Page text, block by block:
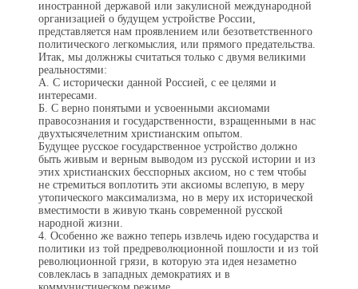
ино­странной державой или закулисной международной
организацией о будущем устройстве России,
представляется нам проявлением или безответственного
политического легкомыслия, или прямого предательства.
Итак, мы должнжы считаться только с двумя великими
реальностями:
А. С исторически данной Россией, с ее целями и
интересами.
Б. С верно понятыми и усвоенными аксиомами
правосоз­нания и государственности, взращенными в нас
двухтысячелетним христианским опытом.
Будущее русское государственное устройство должно
быть живым и верным выводом из русской истории и из
этих христи­анских бесспорных аксиом, но с тем чтобы
не стремиться воплотить эти аксиомы вслепую, в меру
утопического максима­лизма, но в меру их исторической
вместимости в живую ткань современной русской
народной жизни.
4. Особенно же важно теперь извлечь идею государства и
политики из той предреволюционной пошлости и из той
рево­люционной грязи, в которую эта идея незаметно
совлеклась в западных демократиях и в